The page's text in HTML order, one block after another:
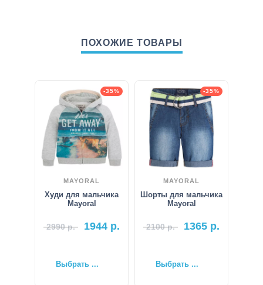
ПОХОЖИЕ ТОВАРЫ
-35%
MAYORAL
Худи для мальчика
Mayoral
2990р. 1944 р.
Выбрать ...
-35%
MAYORAL
Шорты для мальчика
Mayoral
2100р. 1365 р.
Выбрать ...